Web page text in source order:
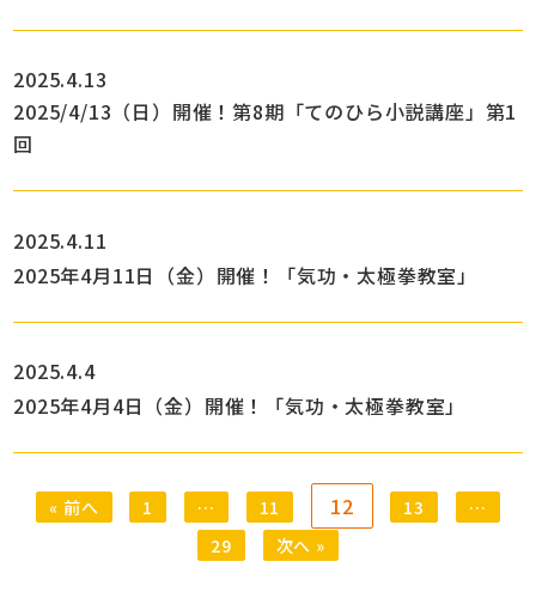
2025.4.13
2025/4/13（日）開催！第8期「てのひら小説講座」第1
回
2025.4.11
2025年4月11日（金）開催！「気功・太極拳教室」
2025.4.4
2025年4月4日（金）開催！「気功・太極拳教室」
« 前へ 1 … 11 12 13
…
29
次へ »